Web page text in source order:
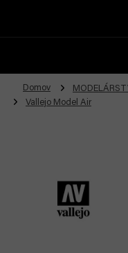
Domov
Vallejo Model Air